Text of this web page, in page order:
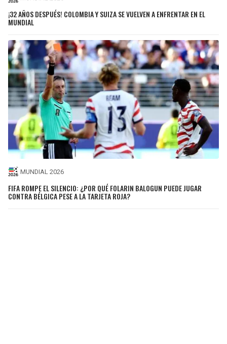
¡32 AÑOS DESPUÉS! COLOMBIA Y SUIZA SE VUELVEN A ENFRENTAR EN EL
MUNDIAL
MUNDIAL 2026
FIFA ROMPE EL SILENCIO: ¿POR QUÉ FOLARIN BALOGUN PUEDE JUGAR
CONTRA BÉLGICA PESE A LA TARJETA ROJA?